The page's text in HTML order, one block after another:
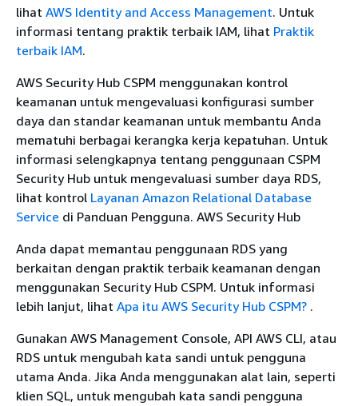
lihat AWS Identity and Access Management. Untuk
informasi tentang praktik terbaik IAM, lihat Praktik
terbaik IAM.
AWS Security Hub CSPM menggunakan kontrol
keamanan untuk mengevaluasi konfigurasi sumber
daya dan standar keamanan untuk membantu Anda
mematuhi berbagai kerangka kerja kepatuhan. Untuk
informasi selengkapnya tentang penggunaan CSPM
Security Hub untuk mengevaluasi sumber daya RDS,
lihat kontrol Layanan Amazon Relational Database
Service di Panduan Pengguna. AWS Security Hub
Anda dapat memantau penggunaan RDS yang
berkaitan dengan praktik terbaik keamanan dengan
menggunakan Security Hub CSPM. Untuk informasi
lebih lanjut, lihat Apa itu AWS Security Hub CSPM? .
Gunakan AWS Management Console, API AWS CLI, atau
RDS untuk mengubah kata sandi untuk pengguna
utama Anda. Jika Anda menggunakan alat lain, seperti
klien SQL, untuk mengubah kata sandi pengguna